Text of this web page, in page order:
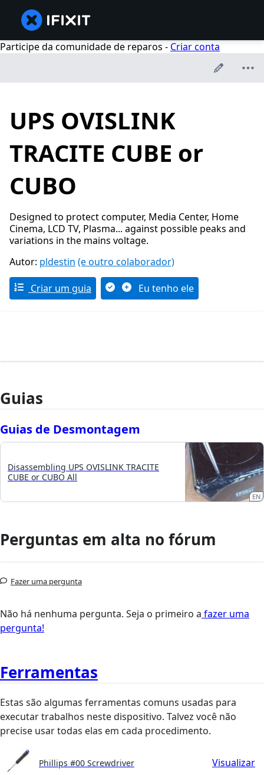
Participe da comunidade de reparos - Criar conta
UPS OVISLINK
TRACITE CUBE or
CUBO
Designed to protect computer, Media Center, Home
Cinema, LCD TV, Plasma... against possible peaks and
variations in the mains voltage.
Autor: pldestin (e outro colaborador)
Criar um guia Eu tenho ele
Guias
Guias de Desmontagem
Disassembling UPS OVISLINK TRACITE
CUBE or CUBO All
EN
Perguntas em alta no fórum
Fazer uma pergunta
Não há nenhuma pergunta. Seja o primeiro a fazer uma
pergunta!
Ferramentas
Estas são algumas ferramentas comuns usadas para
executar trabalhos neste dispositivo. Talvez você não
precise usar todas elas em cada procedimento.
Phillips #00 Screwdriver Visualizar